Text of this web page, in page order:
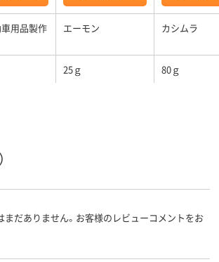
用品製作
エーモン カシムラ
25ｇ 80ｇ
まだありません。お客様のレビューコメントをお